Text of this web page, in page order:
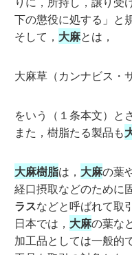
下の懲役に処する」と
そして， 大麻とは，
大麻草（カンナビス・
をいう（１条本文）と
また，樹脂たる製品も
大麻樹脂は， 大麻の葉
経口摂取などのために
ラスなどと呼ばれて取
日本では， 大麻の葉な
加工品としては一般的